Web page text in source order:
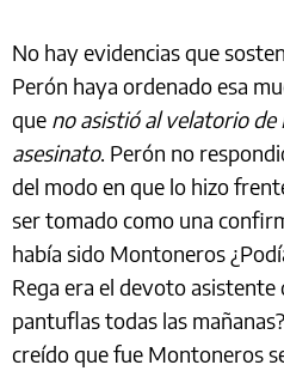
No hay evidencias que
Perón haya ordenado esa
que no asistió al velatorio de
asesinato. Perón no
del modo en que lo hizo
ser tomado como una
había sido Montoneros
Rega era el devoto asistente
pantuflas todas las
creído que fue Montoneros